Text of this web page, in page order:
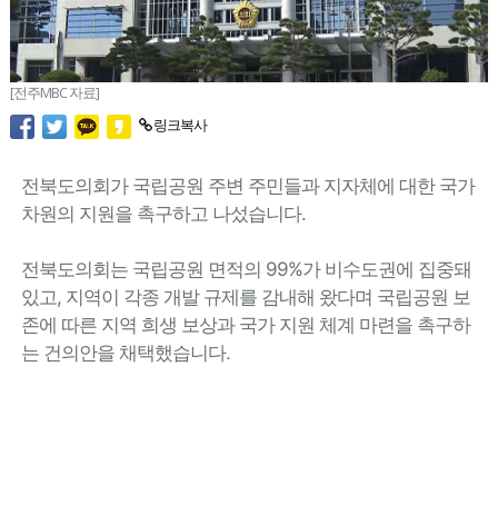
[전주MBC 자료]
링크복사
전북도의회가 국립공원 주변 주민들과 지자체에 대한 국가
차원의 지원을 촉구하고 나섰습니다.
전북도의회는 국립공원 면적의 99%가 비수도권에 집중돼
있고, 지역이 각종 개발 규제를 감내해 왔다며 국립공원 보
존에 따른 지역 희생 보상과 국가 지원 체계 마련을 촉구하
는 건의안을 채택했습니다.